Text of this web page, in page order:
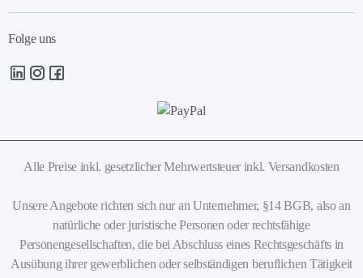
Folge uns
Alle Preise inkl. gesetzlicher Mehrwertsteuer inkl. Versandkosten
Unsere Angebote richten sich nur an Unternehmer, §14 BGB, also an
natürliche oder juristische Personen oder rechtsfähige
Personengesellschaften, die bei Abschluss eines Rechtsgeschäfts in
Ausübung ihrer gewerblichen oder selbständigen beruflichen Tätigkeit